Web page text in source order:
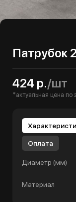
Патрубок
424 р./шт
*актуальная цена по
Оплата
Диаметр (мм)
Материал